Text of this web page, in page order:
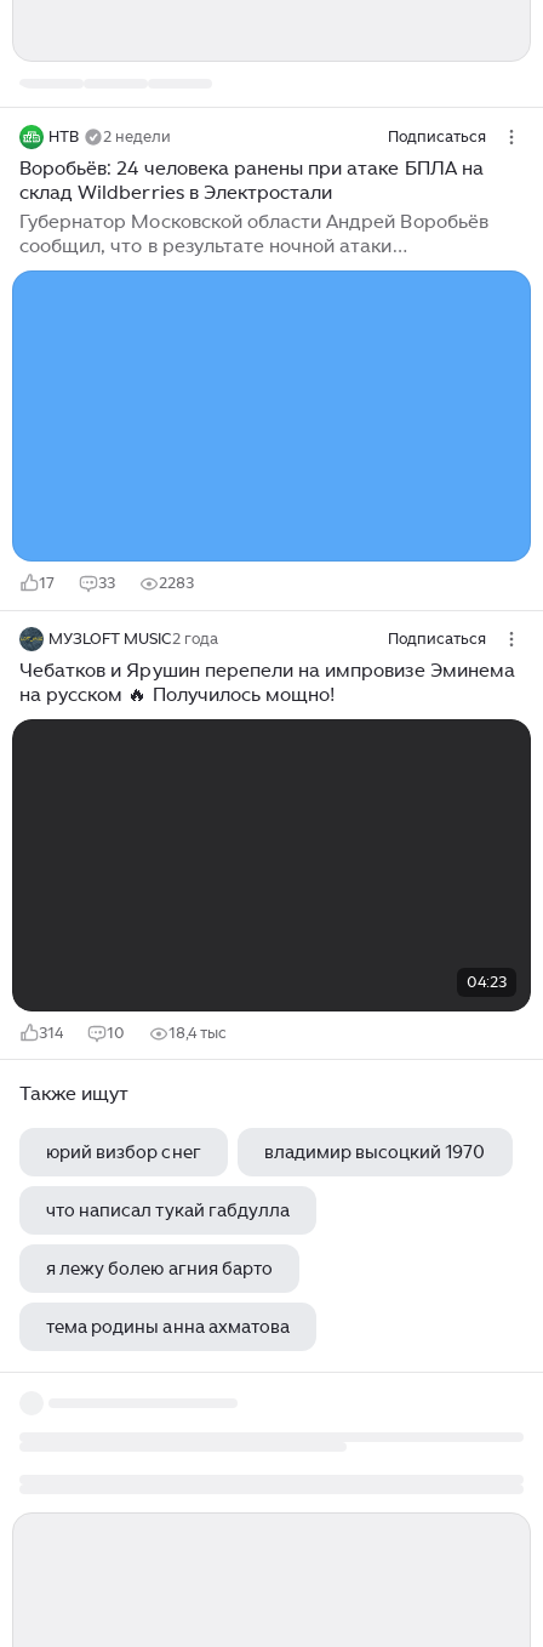
НТВ 2 недели Подписаться
Воробьёв: 24 человека ранены при атаке БПЛА на
склад Wildberries в Электростали
Губернатор Московской области Андрей Воробьёв
сообщил, что в результате ночной атаки
беспилотников на регион пострадали 26 человек. В
17 33 2283
МУЗLOFT MUSIC2 года Подписаться
Чебатков и Ярушин перепели на импровизе Эминема
на русском 🔥 Получилось мощно!
04:23
314 10 18,4 тыс
Также ищут
юрий визбор снег владимир высоцкий 1970
что написал тукай габдулла
я лежу болею агния барто
тема родины анна ахматова